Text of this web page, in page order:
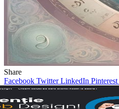
Share
Facebook Twitter LinkedIn Pinterest